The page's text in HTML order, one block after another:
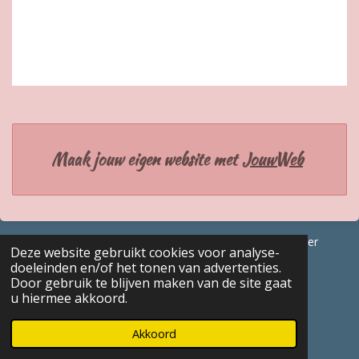
Deze website gebruikt cookies voor analyse-
doeleinden en/of het tonen van advertenties.
Door gebruik te blijven maken van de site gaat
u hiermee akkoord.
Akkoord
Maak jouw eigen website met JouwWeb
© 2017 - 2026 GENEALOGISCHE Bijdragen Marc Van Acker
Powered byJouwWeb